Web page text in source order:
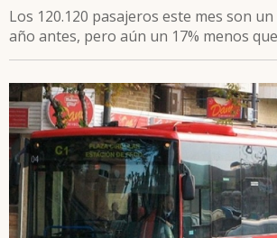
Los 120.120 pasajeros este mes son
año antes, pero aún un 17% menos